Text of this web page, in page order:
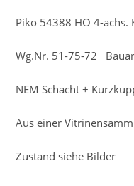
Piko 54388 HO 4-achs.
Wg.Nr. 51-75-72
NEM Schacht +
Aus einer
Zustand siehe Bilder